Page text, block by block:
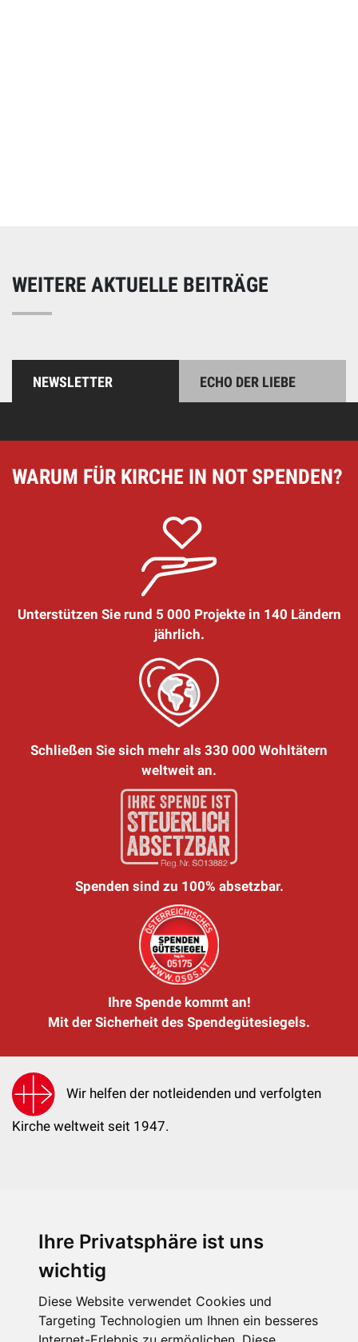
Ihre Privatsphäre ist uns
wichtig
Diese Website verwendet Cookies und
Targeting Technologien um Ihnen ein besseres
WEITERE AKTUELLE BEITRÄGE
NEWSLETTER ECHO DER LIEBE
WARUM FÜR KIRCHE IN NOT SPENDEN?
Unterstützen Sie rund 5 000 Projekte in 140 Ländern
jährlich.
Schließen Sie sich mehr als 330 000 Wohltätern
weltweit an.
Spenden sind zu 100% absetzbar.
Ihre Spende kommt an!
Mit der Sicherheit des Spendegütesiegels.
Wir helfen der notleidenden und verfolgten
Kirche weltweit seit 1947.
KIRCHE IN NOT - Österreich
kin@kircheinnot.at